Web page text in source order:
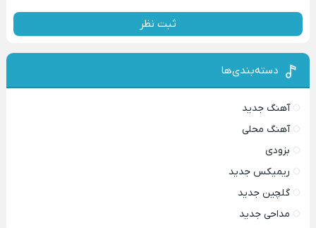
ثبت نظر
دسته‌بندی‌ها
آهنگ جدید
آهنگ محلی
بزودی
ریمیکس جدید
گلچین جدید
مداحی جدید